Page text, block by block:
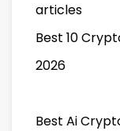
articles
Best 10
2026
Best Ai